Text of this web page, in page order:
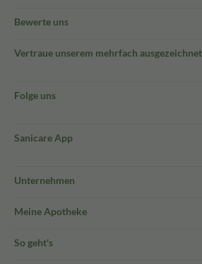
Bewerte uns
Vertraue unserem mehrfach
Folge uns
Sanicare App
Unternehmen
Meine Apotheke
So geht's